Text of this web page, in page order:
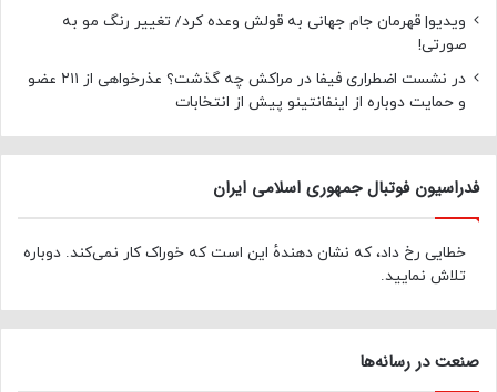
ویدیو| قهرمان جام جهانی به قولش وعده کرد/ تغییر رنگ مو به
صورتی!
در نشست اضطراری فیفا در مراکش چه گذشت؟ عذرخواهی از ۲۱۱ عضو
و حمایت دوباره از اینفانتینو پیش از انتخابات
فدراسیون فوتبال جمهوری اسلامی ایران
خطایی رخ داد، که نشان دهندهٔ این است که خوراک کار نمی‌کند. دوباره
تلاش نمایید.
صنعت در رسانه‌ها